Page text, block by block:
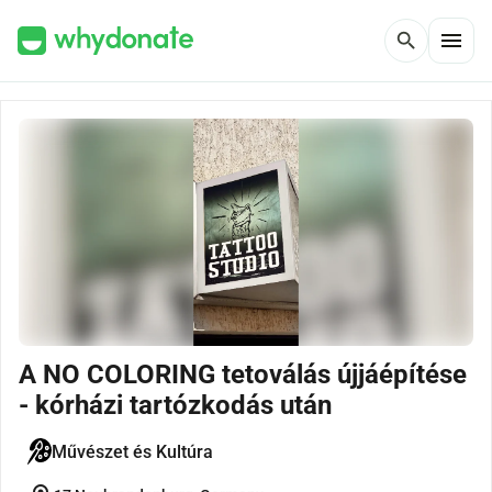
search menu
A NO COLORING tetoválás újjáépítése
- kórházi tartózkodás után
Művészet és Kultúra